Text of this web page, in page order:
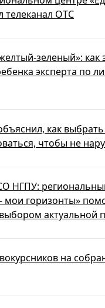
телеканал ОТС
зеленый»: как
эксперта по
как
чтобы не
НГПУ:
мои горизонты»
актуальной
на